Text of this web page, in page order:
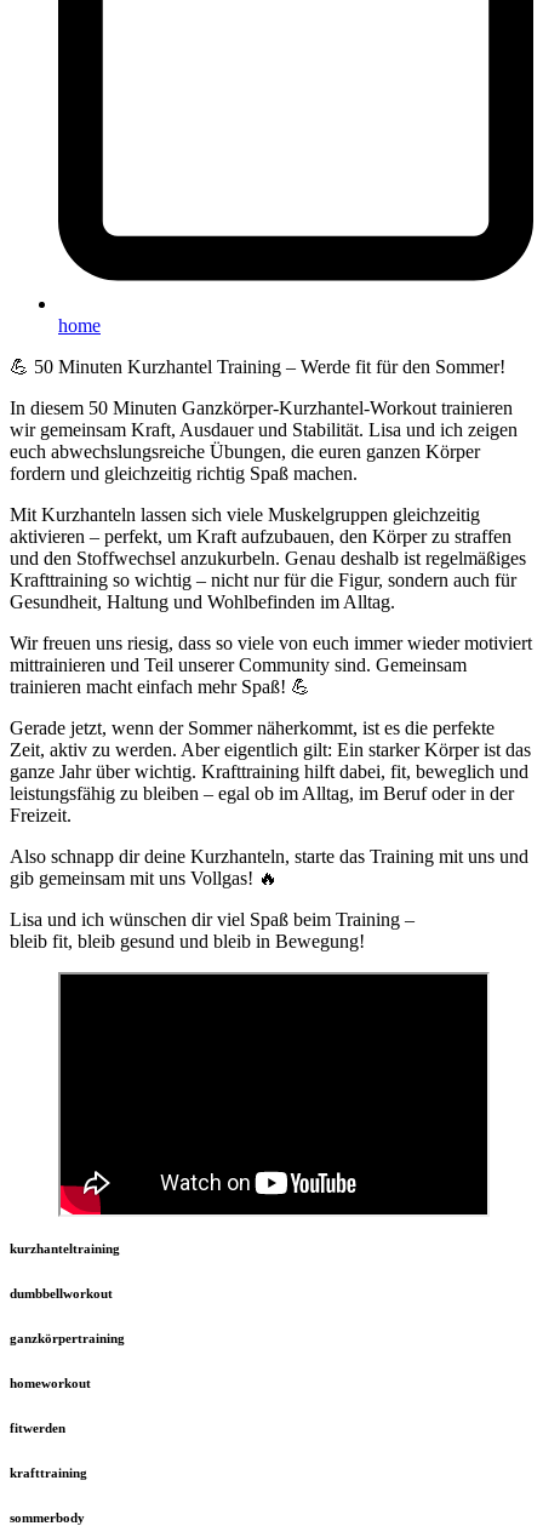
home
💪 50 Minuten Kurzhantel Training – Werde fit für den Sommer!
In diesem 50 Minuten Ganzkörper-Kurzhantel-Workout trainieren
wir gemeinsam Kraft, Ausdauer und Stabilität. Lisa und ich zeigen
euch abwechslungsreiche Übungen, die euren ganzen Körper
fordern und gleichzeitig richtig Spaß machen.
Mit Kurzhanteln lassen sich viele Muskelgruppen gleichzeitig
aktivieren – perfekt, um Kraft aufzubauen, den Körper zu straffen
und den Stoffwechsel anzukurbeln. Genau deshalb ist regelmäßiges
Krafttraining so wichtig – nicht nur für die Figur, sondern auch für
Gesundheit, Haltung und Wohlbefinden im Alltag.
Wir freuen uns riesig, dass so viele von euch immer wieder motiviert
mittrainieren und Teil unserer Community sind. Gemeinsam
trainieren macht einfach mehr Spaß! 💪
Gerade jetzt, wenn der Sommer näherkommt, ist es die perfekte
Zeit, aktiv zu werden. Aber eigentlich gilt: Ein starker Körper ist das
ganze Jahr über wichtig. Krafttraining hilft dabei, fit, beweglich und
leistungsfähig zu bleiben – egal ob im Alltag, im Beruf oder in der
Freizeit.
Also schnapp dir deine Kurzhanteln, starte das Training mit uns und
gib gemeinsam mit uns Vollgas! 🔥
Lisa und ich wünschen dir viel Spaß beim Training –
bleib fit, bleib gesund und bleib in Bewegung!
kurzhanteltraining
dumbbellworkout
ganzkörpertraining
homeworkout
fitwerden
krafttraining
sommerbody